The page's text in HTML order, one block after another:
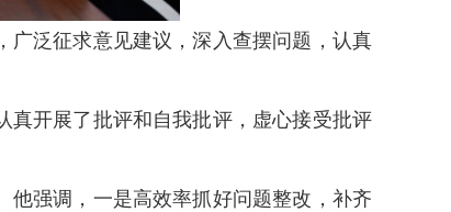
广泛征求意见建议，深入查摆问题，认真
真开展了批评和自我批评，虚心接受批评
强调，一是高效率抓好问题整改，补齐